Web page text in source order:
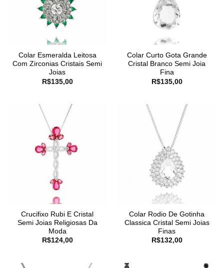
Colar Esmeralda Leitosa
Com Zirconias Cristais Semi
Joias
R$135,00
Colar Curto Gota Grande
Cristal Branco Semi Joia
Fina
R$135,00
Crucifixo Rubi E Cristal
Semi Joias Religiosas Da
Moda
R$124,00
Colar Rodio De Gotinha
Classica Cristal Semi Joias
Finas
R$132,00